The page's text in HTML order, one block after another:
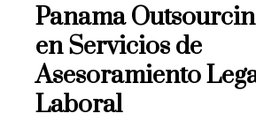
Panama
en Servicios de
Asesoramiento
Laboral